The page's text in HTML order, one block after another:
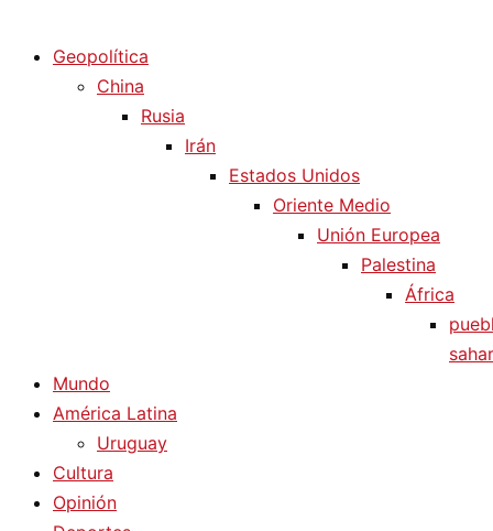
Geopolítica
China
Rusia
Irán
Estados Unidos
Oriente Medio
Unión Europea
Palestina
África
Mundo
América Latina
Uruguay
Cultura
Opinión